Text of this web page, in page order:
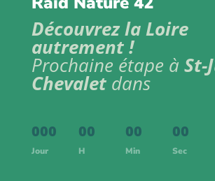
Découvrez la Loire
autrement !
Prochaine étape à St-
Chevalet dans
000
Jour
00
H
00
Min
00
Sec